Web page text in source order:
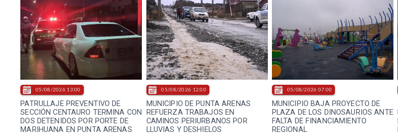
PATRULLAJE PREVENTIVO DE
SECCIÓN CENTAURO TERMINA CON
DOS DETENIDOS POR PORTE DE
MARIHUANA EN PUNTA ARENAS
05/08/2026 13:00
MUNICIPIO DE PUNTA ARENAS
REFUERZA TRABAJOS EN
CAMINOS PERIURBANOS POR
LLUVIAS Y DESHIELOS
05/08/2026 12:00
MUNICIPIO BAJA PROYECTO DE
PLAZA DE LOS DINOSAURIOS ANTE
FALTA DE FINANCIAMIENTO
REGIONAL
05/08/2026 07:00